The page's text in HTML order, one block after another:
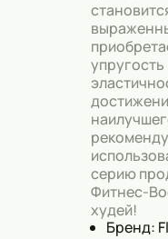
упругость
серию
Фитнес-
худей!
Бренд: